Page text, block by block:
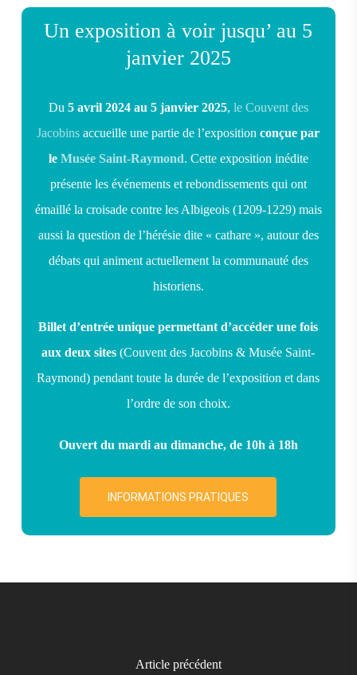
Un exposition à voir jusqu’ au 5
janvier 2025
Du 5 avril 2024 au 5 janvier 2025, le Couvent des
Jacobins accueille une partie de l’exposition conçue par
le Musée Saint-Raymond. Cette exposition inédite
présente les événements et rebondissements qui ont
émaillé la croisade contre les Albigeois (1209-1229) mais
aussi la question de l’hérésie dite « cathare », autour des
débats qui animent actuellement la communauté des
historiens.
Billet d’entrée unique permettant d’accéder une fois
aux deux sites (Couvent des Jacobins & Musée Saint-
Raymond) pendant toute la durée de l’exposition et dans
l’ordre de son choix.
Ouvert du mardi au dimanche, de 10h à 18h
INFORMATIONS PRATIQUES
Article précédent